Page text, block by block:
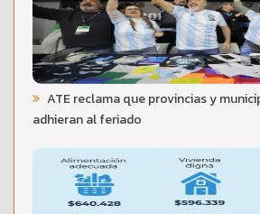
ATE reclama que provincias y
adhieran al feriado